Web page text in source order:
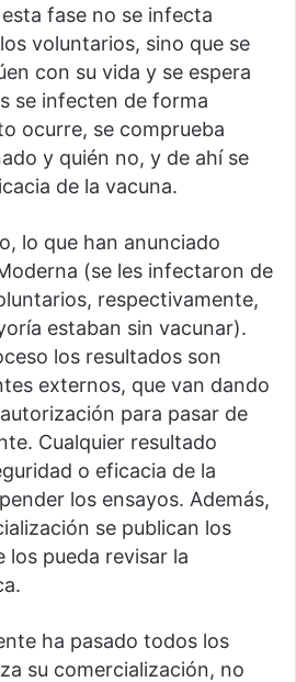
fase no se infecta
voluntarios, sino que se
con su vida y se espera
se infecten de forma
ocurre, se comprueba
y quién no, y de ahí se
de la vacuna.
lo que han anunciado
(se les infectaron de
respectivamente,
estaban sin vacunar).
los resultados son
externos, que van dando
para pasar de
Cualquier resultado
o eficacia de la
los ensayos. Además,
se publican los
los pueda revisar la
ha pasado todos los
su comercialización, no